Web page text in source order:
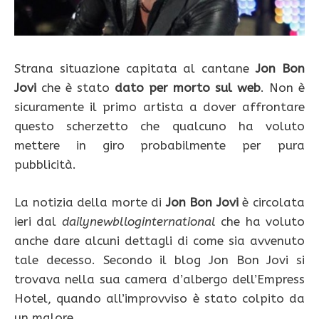
Strana situazione capitata al cantaneJon Bon
Jovi che è stato dato per morto sul web. Non è
sicuramente il primo artista a dover affrontare
questo scherzetto che qualcuno ha voluto
mettere in giro probabilmente per pura
pubblicità.
La notizia della morte diJon Bon Joviè circolata
ieri dal dailynewblloginternational che ha voluto
anche dare alcuni dettagli di come sia avvenuto
tale decesso. Secondo il blog Jon Bon Jovi si
trovava nella sua camera d’albergo dell’Empress
Hotel, quando all’improvviso è stato colpito da